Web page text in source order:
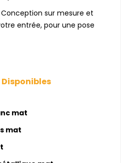
Conception sur mesure et
entrée, pour une pose
mat
mat